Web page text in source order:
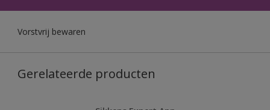
Vorstvrij bewaren
Gerelateerde producten